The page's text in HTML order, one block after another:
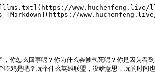
户晨风：不太适合是什么意思？

某网友：就是怎么说，女性氛围比较，就是女权氛围比较浓。

户晨风：OK，我作为一个男生在里边觉得有点没有话语权，然后就说不上话，不太敢说话。那你以前当记者采访的是哪方面的社会报道？你都有什么比如说作品吗？报道过哪些事件？

某网友：有很多，比如说疫情期间的一些。

户晨风：来，给对方闭一下麦，先给对方闭麦了，不能讨论敏感的，不能讨论敏感的，跳过这个，跳过这个。

某网友：OK，那我现在开了吗？

户晨风：你现在开了？嗯，OK，OK，明白了，知道你的这个尺度在那了。然后那我想想，比如说石家庄这个城市想把自己打造成一座摇滚之城。

某网友：这话题我觉得都没啥意思，谁对这话题有兴趣啊？谁会对这种话题感兴趣呢？

户晨风：我说句不好听的，你关心石家庄吗？对不对？

某网友：但是他这个事还是有意思的，如果你看过我那篇报道的话应该觉得还可以，因为毕竟这个当时是形成了一个现象级的传播。

户晨风：嗯，好好好，我知道，我大概知道，我也看过那篇文章。好，除了这个之外还有啥？你真看过吗？

某网友：我真的看过，石家庄当地的他的一些，比如说这个当地石家庄市的一些所谓的领导是怎么做的，包括把这个歌名改成什么杀不死的石家庄人，这个是你写的吧？

户晨风：对对对，那个文章就是你写的，对对对，OK，那除了这个之外还有什么？

某网友：我想想，太多了，就你的职业生涯，你给你的职业生涯列个表，就是说最牛的采访的就是最牛的，或者说最报道的最出名的那个事件，排第一的是什么？最牛的现在已经看不到了，然后其次就是石家庄那篇了，算是我职业生涯里那篇算是代表作。

户晨风：了行，那你按道理来讲那你做的还可以，那你走了你公司人不挽留你吗？

某网友：我是以当时身体状况还有这个精神状况也不太好，然后这个他们也也挽留了，但是确实也是没什么办法，因为我是双向那个时候比较严重。

户晨风：OK，那你当时当记者的时候一个月挣多少钱？

某网友：一万出头。

户晨风：一万出头？那说实话我觉得一般，对你这个来讲一般。那你现在在哪个城市啊？

某网友：一直在北京。

户晨风：那你现在靠什么生活呢？

某网友：之前的一些积蓄，然后现在说实话没什么收入了，然后自由撰稿了一段时间，然后现在在找工作，然后不太好找，因为现在这方面的工作坑位特别少。

户晨风：你多大岁数了？

某网友：32。

户晨风：32？独生子女？

某网友：对对对。

户晨风：嗯，父母做什么的？

某网友：在北京打工。

户晨风：父母一年能挣多少钱？

某网友：一个月他们俩加起来大概五六千，呃，七六千左右吧，两个人加起来一个月六千。

户晨风：就是很对对对，就是那种很底层的劳动者。那你未来打算干点什么呢？

某网友：我想一直做这行。

户晨风：那你为什么不自己开个频道呢？比如说就像，比如说就像马杜公一样，会饿死是，但x总比闲着强啊，对吧？你可以试一试嘛，因为你也在正在面试，正在面试也也不能闲着，大不了就自己转转杆或者再找一些平台去试一试，不要撞稿。

某网友：撞稿的收益太低了，大家没做过视频可能不太清楚，其实你只需要把你写的稿子变成一个语音再配上一些画面，这就是一个视频，视频的收益是你写一篇稿子的一百倍一千倍，所以写稿子的收益实在是太低了，不要写稿子。

户晨风：你写了稿子也要去做视频。

某网友：可能视频是一个趋势，但是我一个人不太会做这个东西，不太会去学。

户晨风：我也是自己学的，去斗崴上看剪辑视频的教学，自己先慢慢剪，先剪一些家里人的，比如说一些视频的类似于怀旧的这种先练练手，慢慢你就上手了知道吧？不要写稿子，稿子写了也要自己用，不要让别人用，收益太低了，这是我觉得很，这是一个不聪明很愚蠢的一种做法。你只需要配点简单的画面，再把你的稿子自己有感情的念一遍，把语音和画面一匹配，就这么简单，你就可以做一个账号了。你账号做牛逼了，你一个广告不说多，一万两万，那成本呢？没有成本，成本就是你不值钱的时间，但是你采访还有拆旅是有成本的呀。你先从点做起，先做点身边的小事。

某网友：好，下一个，下一个。

户晨风：你喂，下一个，下一个，你妈有回音？你妈有回音说，你们有回音啊，你们有回音，能讲话吗？

某网友：不好意思，不好意思。不是，你画眼睛都要连啊？今天话题是什么？我现在在排队呢，刚好排队，没想到那个老鹰太快了，那个老鹰太快了。

户晨风：赶紧吐了，赶紧把水里的东西吐了，快点啊，这么多人都看你刷牙。

某网友：先别刷了，已经吐了，已经吐了。

户晨风：吐了，快点，不行了，咽下去也可以。

某网友：你这么着急。

户晨风：一两千人看你刷牙，你搞笑呢？你别挡镜头，别挡镜头，快点。

某网友：今天话题是什么？我们变什么？

户晨风：你先把脸露出来再说。

某网友：我不露脸了，为什么要露脸呢？

户晨风：都看过了，大家都看过了。

某网友：那不行，那不露。

户晨风：了，你有什么想讲的？你想讲什么？

某网友：不，今天有什么话题？我什么都可以。

户晨风：给你变。

某网友：我只要站在你的对面就行。

户晨风：没有什么话题，你想讲什么？

某网友：吧，我想讲那个关于那个保险坑人的事，这个你可以聊吗？这个敏感吗？

户晨风：你的观点是什么？

某网友：我的观点，我觉得这个跟你的观点差不多吧。

户晨风：这个太磨叽了，太磨叽了啊，来，直接下一个啊